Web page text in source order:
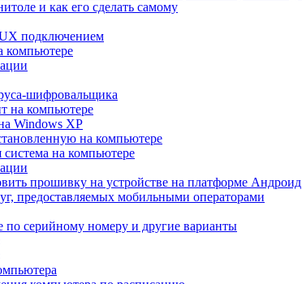
и как его сделать самому
подключением
компьютере
шифровальщика
на компьютере
Windows XP
на компьютере
система на компьютере
прошивку на устройстве на платформе Андроид
предоставляемых мобильными операторами
по серийному номеру и другие варианты